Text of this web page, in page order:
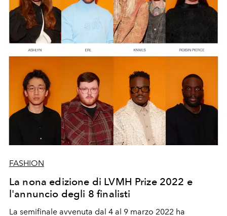
FASHION
La nona edizione di LVMH Prize 2022 e
l'annuncio degli 8 finalisti
La semifinale avvenuta dal 4 al 9 marzo 2022 ha